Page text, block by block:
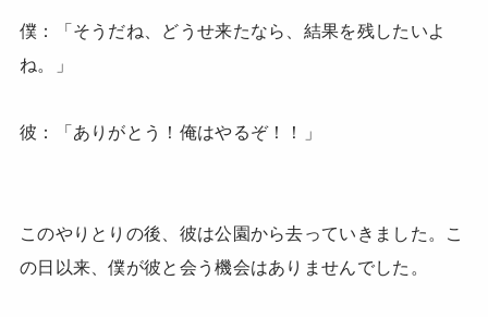
僕：「そうだね、どうせ来たなら、結果を残したいよ
ね。」
彼：「ありがとう！俺はやるぞ！！」
このやりとりの後、彼は公園から去っていきました。こ
の日以来、僕が彼と会う機会はありませんでした。